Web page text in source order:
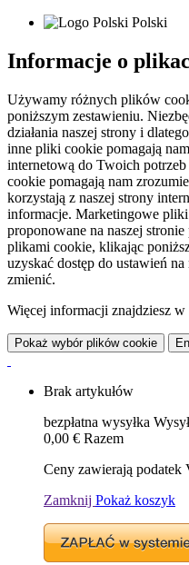
Polski
Informacje o
Używamy różnych plików
poniższym zestawieniu.
działania naszej strony i
inne pliki cookie pomagają
internetową do Twoich
cookie pomagają nam
korzystają z naszej strony
informacje. Marketingowe
proponowane na naszej
plikami cookie, klikając
uzyskać dostęp do ustawień
zmienić.
Więcej informacji znajdziesz w
Pokaż wybór plików cookie
Brak artykułów
bezpłatna wysyłka
0,00 € Razem
Ceny zawierają podatek
Zamknij Pokaż koszyk